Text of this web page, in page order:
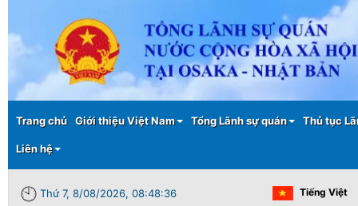
Main menu
Trang chủ Giới thiệu Việt Nam Tổng Lãnh sự quán Thủ tục
Liên hệ
Thứ 7, 8/08/2026, 08:48:37 Tiếng Việt